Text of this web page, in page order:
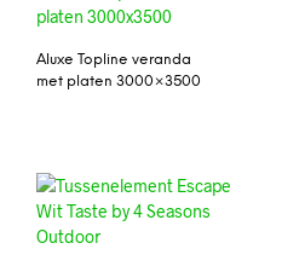
Aluxe Topline veranda
met platen 3000×3500